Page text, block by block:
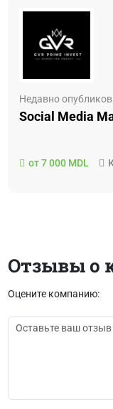
Недавно
Social Media
от 7 000 MDL
Отзывы о
Оцените компанию: